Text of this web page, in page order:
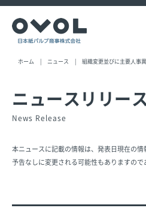
ホーム ニュース 組織変更並びに主要⼈事
ニュースリリー
News Release
本ニュースに記載の情報は、発表日現在の情
予告なしに変更される可能性もありますので